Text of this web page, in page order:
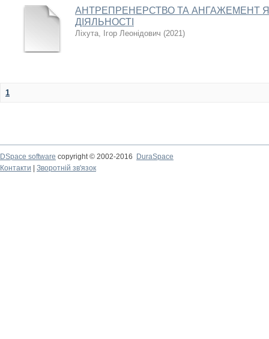
АНТРЕПРЕНЕРСТВО ТА АНГАЖЕМЕНТ
ДІЯЛЬНОСТІ
Ліхута, Ігор Леонідович (2021)
1
DSpace software copyright © 2002-2016
DuraSpace
Контакти
Зворотній зв'язок